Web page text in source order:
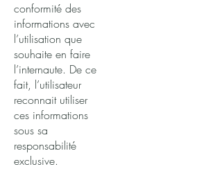
conformité des
informations avec
l’utilisation que
souhaite en faire
l’internaute. De ce
fait, l’utilisateur
reconnait utiliser
ces informations
sous sa
responsabilité
exclusive.